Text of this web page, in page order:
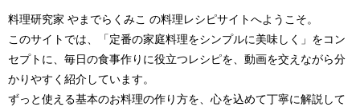
料理研究家 やまでらくみこ の料理レシピサイトへようこそ。
このサイトでは、「定番の家庭料理をシンプルに美味しく」をコン
セプトに、毎日の食事作りに役立つレシピを、動画を交えながら分
かりやすく紹介しています。
ずっと使える基本のお料理の作り方を、心を込めて丁寧に解説して